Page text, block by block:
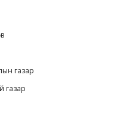
газар
газар